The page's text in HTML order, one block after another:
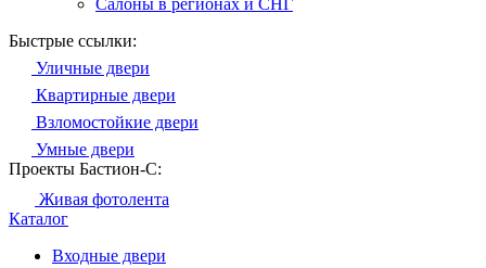
Салоны в регионах и СНГ
Быстрые ссылки:
Уличные двери
Квартирные двери
Взломостойкие двери
Умные двери
Проекты Бастион-С:
Живая фотолента
Каталог
Входные двери